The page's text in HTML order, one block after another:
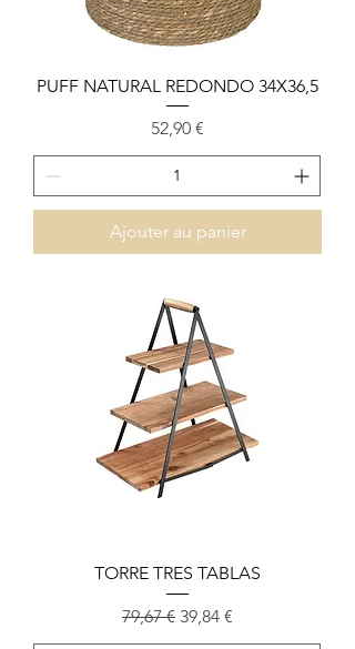
PUFF NATURAL REDONDO 34X36,5
Prix
52,90 €
Ajouter au panier
TORRE TRES TABLAS
Prix original
79,67 € Prix promotionnel
39,84 €